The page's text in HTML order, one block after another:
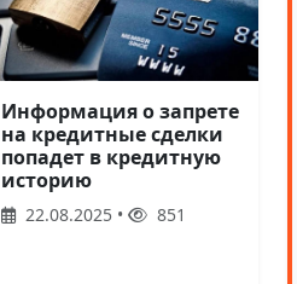
Информация о запрете
на кредитные сделки
попадет в кредитную
историю
22.08.2025 • 851